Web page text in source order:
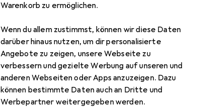
Warenkorb zu ermöglichen.
Wenn du allem zustimmst, können wir diese Daten
darüber hinaus nutzen, um dir personalisierte
Angebote zu zeigen, unsere Webseite zu
verbessern und gezielte Werbung auf unseren und
anderen Webseiten oder Apps anzuzeigen. Dazu
können bestimmte Daten auch an Dritte und
Werbepartner weitergegeben werden.